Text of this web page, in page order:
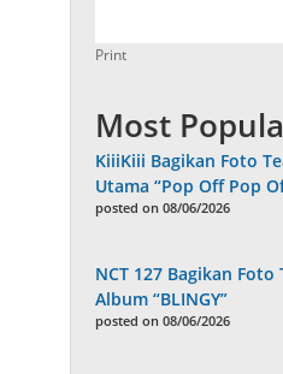
Print
Most
KiiiKiii Bagikan Foto
Utama “Pop Off Pop
posted on 08/06/2026
NCT 127 Bagikan
Album “BLINGY”
posted on 08/06/2026